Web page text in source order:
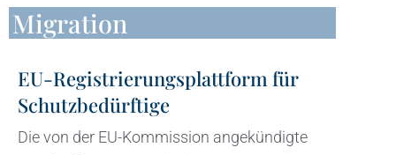
Migration
EU-Registrierungsplattform für
Schutzbedürftige
Die von der EU-Kommission angekündigte